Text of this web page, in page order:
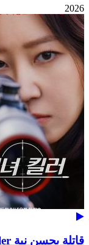
2026
قاتلة بحسن نية A Bona Fide Killer